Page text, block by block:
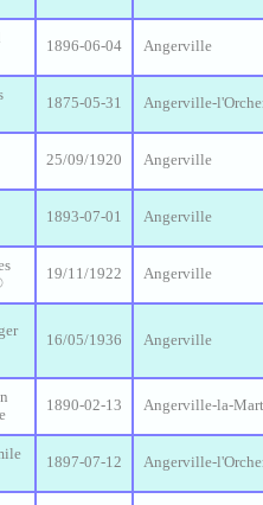
1896-06-04 Angerville
1875-05-31 Angerville-
25/09/1920 Angerville
1893-07-01 Angerville
19/11/1922 Angerville
16/05/1936 Angerville
1890-02-13 Angerville-la-
1897-07-12 Angerville-